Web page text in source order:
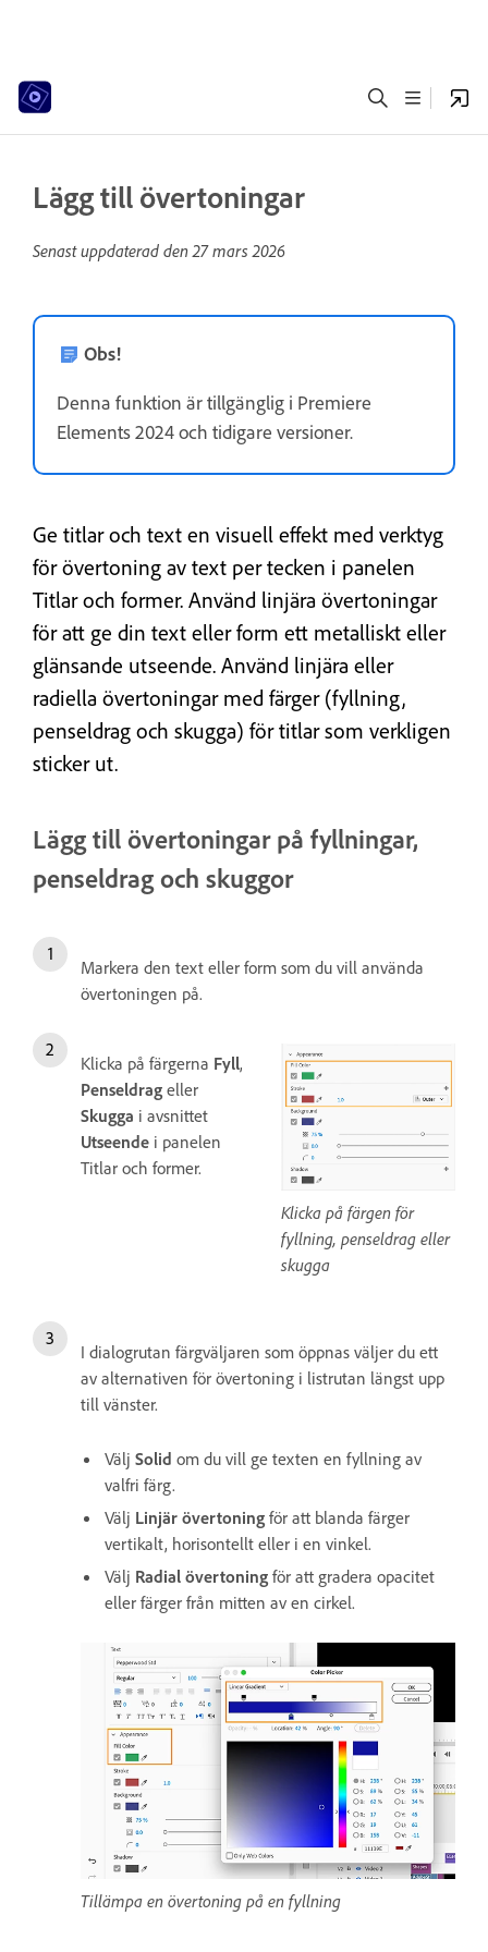
Lägg till övertoningar
Senast uppdaterad den27 mars 2026
Obs!
Denna funktion är tillgänglig i Premiere
Elements 2024 och tidigare versioner.
Ge titlar och text en visuell effekt med verktyg
för övertoning av text per tecken i panelen
Titlar och former. Använd linjära övertoningar
för att ge din text eller form ett metalliskt eller
glänsande utseende. Använd linjära eller
radiella övertoningar med färger (fyllning,
penseldrag och skugga) för titlar som verkligen
sticker ut.
Lägg till övertoningar på fyllningar,
penseldrag och skuggor
Markera den text eller form som du vill använda
övertoningen på.
Klicka på färgerna Fyll,
Penseldrag eller
Skugga i avsnittet
Utseende i panelen
Titlar och former.
Klicka på färgen för
fyllning, penseldrag eller
skugga
I dialogrutan färgväljaren som öppnas väljer du ett
av alternativen för övertoning i listrutan längst upp
till vänster.
Välj Solid om du vill ge texten en fyllning av
valfri färg.
Välj Linjär övertoning för att blanda färger
vertikalt, horisontellt eller i en vinkel.
Välj Radial övertoning för att gradera opacitet
eller färger från mitten av en cirkel.
Tillämpa en övertoning på en fyllning